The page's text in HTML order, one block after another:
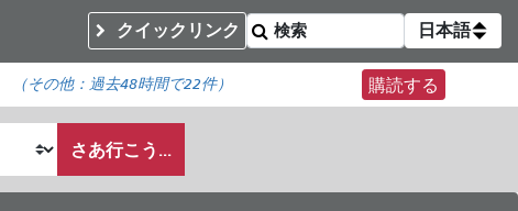
クイックリンク 日本語
（その他： 過去48時間で22件） 購読する
さあ行こう...